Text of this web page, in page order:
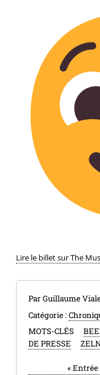
Lire le billet sur The
Par Guillaume
Catégorie :
MOTS-CLÉS
DE PRESSE
«Entrée